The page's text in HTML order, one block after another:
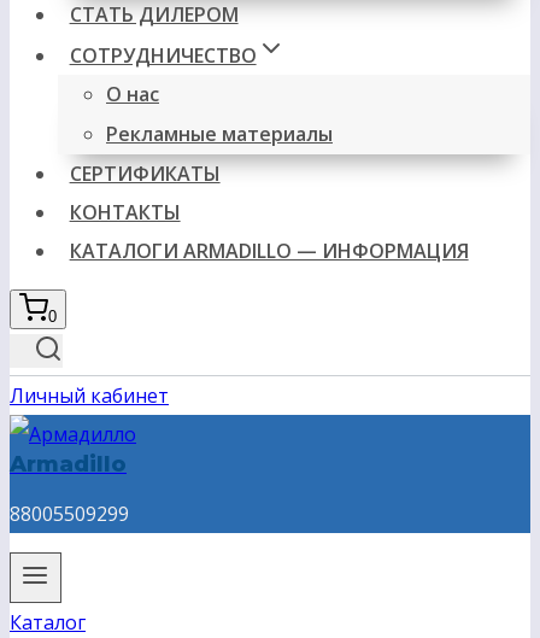
СТАТЬ ДИЛЕРОМ
СОТРУДНИЧЕСТВО
О нас
Рекламные материалы
СЕРТИФИКАТЫ
КОНТАКТЫ
КАТАЛОГИ ARMADILLO — ИНФОРМАЦИЯ
0
Личный кабинет
Armadillo
88005509299
Каталог